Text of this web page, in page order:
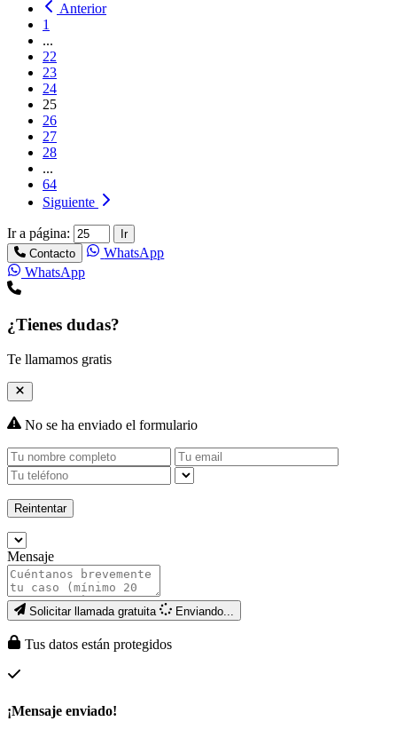
Anterior
1
...
22
23
24
25
26
27
28
...
64
Siguiente
Ir a página:
Ir
Contacto
WhatsApp
WhatsApp
¿Tienes dudas?
Te llamamos gratis
No se ha enviado el formulario
Reintentar
Mensaje
Solicitar llamada gratuita Enviando...
Tus datos están protegidos
¡Mensaje enviado!